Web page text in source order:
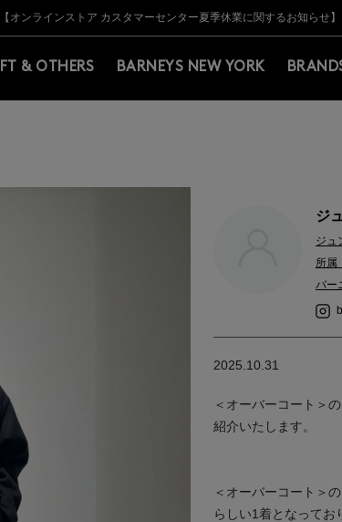
BARNEYS＞会員のお客様は11,000円（税込）以上のお買上げで
【夏季休業に伴う出荷一時停止のお知らせ】(2026.8.7)
【オンラインストア カスタマーセンター夏季休業に関するお知らせ
【夏季休業に伴う返品・交換承り一時停止のお知らせ】（
熊本県を中心とした地震の影響によるお荷物のお届けにつ
【開催中】SUMMER SALEのご案内・ご注意事項
BARNEYS＞会員のお客様は11,000円（税込）以上のお買上げで
【夏季休業に伴う出荷一時停止のお知らせ】(2026.8.7)
& OTHERS BARNEYS NEW YORK
ジ
ジュ
所属
バー
2025.10.31
＜オーバーコート＞
紹介いたします。
＜オーバーコート＞
らしい1着となってお